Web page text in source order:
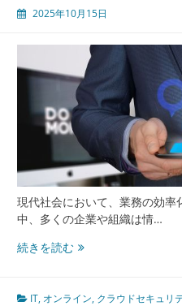
2025年10月15日
現代社会において、業務の効率
中、多くの企業や組織は情…
続きを読むク
ド
IT, オンライン, クラウドセキュリ